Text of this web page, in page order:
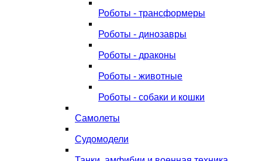
Роботы - трансформеры
Роботы - динозавры
Роботы - драконы
Роботы - животные
Роботы - собаки и кошки
Самолеты
Судомодели